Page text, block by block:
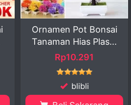
Dispenser Sabun Cuci
Piring dengan T...
Rp11.925
Shopee